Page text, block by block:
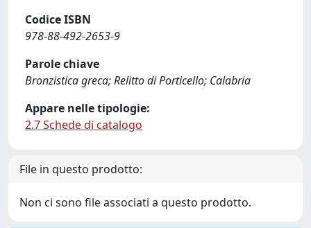
Codice ISBN
978-88-492-2653-9
Parole chiave
Bronzistica greca; Relitto di Porticello; Calabria
Appare nelle tipologie:
2.7 Schede di catalogo
File in questo prodotto:
Non ci sono file associati a questo prodotto.